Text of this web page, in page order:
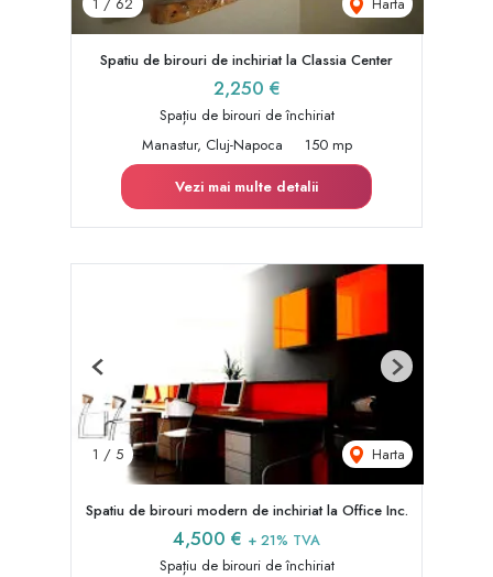
1 / 62 Harta
Spatiu de birouri de inchiriat la Classia Center
2,250 €
Spațiu de birouri de închiriat
Manastur, Cluj-Napoca
150 mp
Vezi mai multe detalii
1 / 5 Harta
Previous Next
Spatiu de birouri modern de inchiriat la Office Inc.
4,500 € + 21% TVA
Spațiu de birouri de închiriat